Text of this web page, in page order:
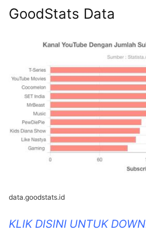
GoodStats Data
data.goodstats.id
KLIK DISINI UNTUK